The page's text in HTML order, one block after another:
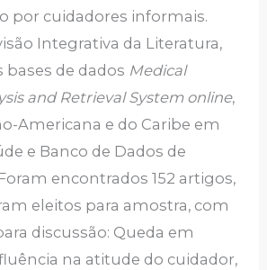
por cuidadores informais.
Integrativa da Literatura,
de dados Medical
and Retrieval System online,
Americana e do Caribe em
e Banco de Dados de
encontrados 152 artigos,
eleitos para amostra, com
discussão: Queda em
na atitude do cuidador,